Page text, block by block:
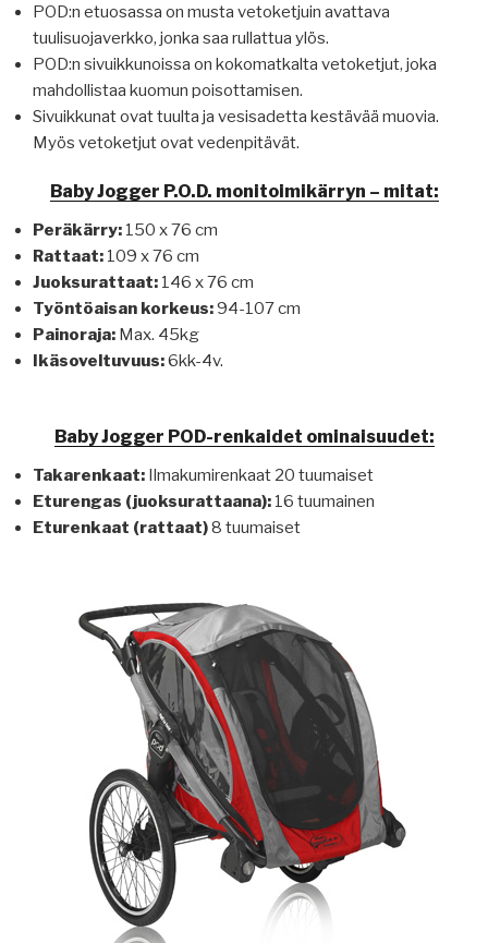
POD:n etuosassa on musta vetoketjuin avattava
tuulisuojaverkko, jonka saa rullattua ylös.
POD:n sivuikkunoissa on kokomatkalta vetoketjut, joka
mahdollistaa kuomun poisottamisen.
Sivuikkunat ovat tuulta ja vesisadetta kestävää muovia.
Myös vetoketjut ovat vedenpitävät.
Baby Jogger P.O.D. monitoimikärryn – mitat:
Peräkärry: 150 x 76 cm
Rattaat: 109 x 76 cm
Juoksurattaat: 146 x 76 cm
Työntöaisan korkeus:94-107 cm
Painoraja: Max. 45kg
Ikäsoveltuvuus:6kk-4v.
Baby Jogger POD-renkaidet ominaisuudet:
Takarenkaat: Ilmakumirenkaat 20 tuumaiset
Eturengas (juoksurattaana): 16 tuumainen
Eturenkaat (rattaat)8 tuumaiset